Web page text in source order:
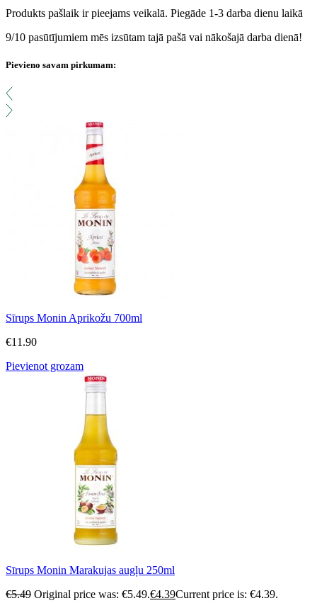
Produkts pašlaik ir pieejams veikalā. Piegāde 1-3 darba dienu laikā
9/10 pasūtījumiem mēs izsūtam tajā pašā vai nākošajā darba dienā!
Pievieno savam pirkumam:
Sīrups Monin Aprikožu 700ml
€11.90
Pievienot grozam
Sīrups Monin Marakujas augļu 250ml
€5.49 Original price was: €5.49.€4.39Current price is: €4.39.